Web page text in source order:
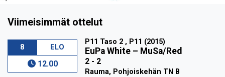
Viimeisimmät ottelut
8 ELO
12.00
P11 Taso 2 , P11 (2015)
EuPa White – MuSa/Red
2 - 2
Rauma, Pohjoiskehän TN B